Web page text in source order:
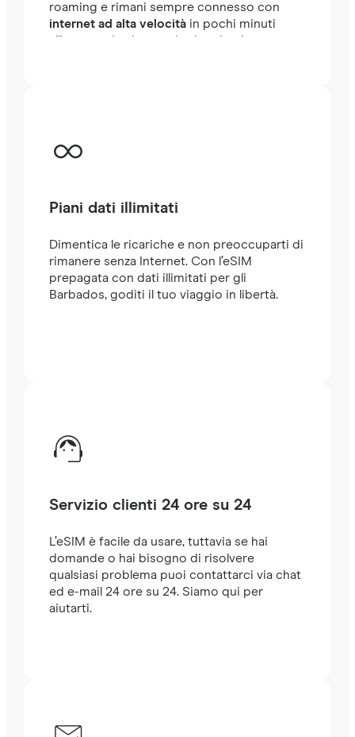
roaming e rimani sempre connesso con
internet ad alta velocitàin pochi minuti
all'estero, sia che tu stia viaggiando o
Piani dati illimitati
Dimentica le ricariche e non preoccuparti di
rimanere senza Internet. Con l’eSIM
prepagata con dati illimitati per gli
Barbados, goditi il tuo viaggio in libertà.
Servizio clienti 24 ore su 24
L’eSIM è facile da usare, tuttavia se hai
domande o hai bisogno di risolvere
qualsiasi problema puoi contattarci via chat
ed e-mail 24 ore su 24. Siamo qui per
aiutarti.